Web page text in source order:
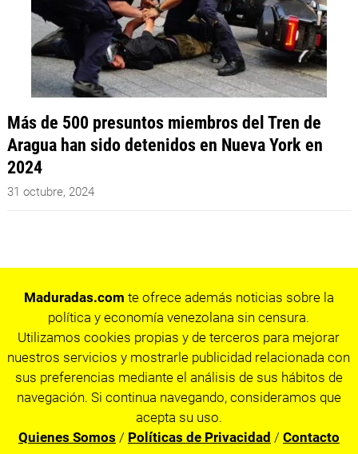
Más de 500 presuntos miembros del Tren de
Aragua han sido detenidos en Nueva York en
2024
31 octubre, 2024
Maduradas.com te ofrece además noticias sobre la
política y economía venezolana sin censura.
Utilizamos cookies propias y de terceros para mejorar
nuestros servicios y mostrarle publicidad relacionada con
sus preferencias mediante el análisis de sus hábitos de
navegación. Si continua navegando, consideramos que
acepta su uso.
Quienes Somos / Políticas de Privacidad / Contacto